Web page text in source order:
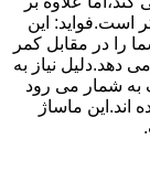
این
را در مقابل کمر
نیاز به
به شمار می رود
اند.این ماساژ